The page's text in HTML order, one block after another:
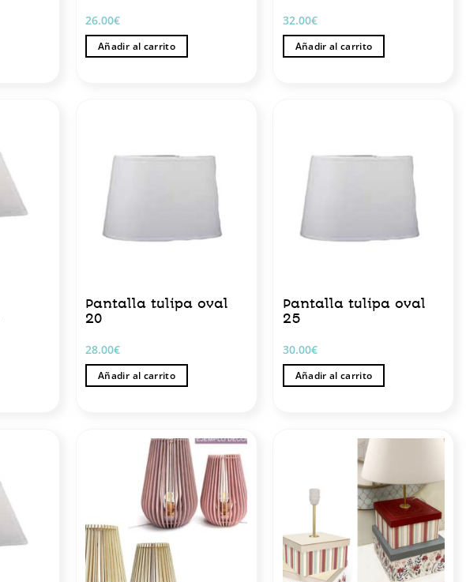
26.00€
Añadir al carrito
32.00€
Añadir al carrito
Pantalla tulipa oval
20
28.00€
Añadir al carrito
Pantalla tulipa oval
25
30.00€
Añadir al carrito